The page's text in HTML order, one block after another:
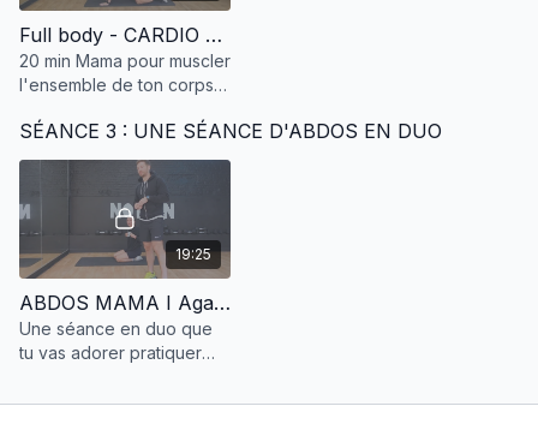
Full body - CARDIO TRAINING I S3 S2
20 min Mama pour muscler
l'ensemble de ton corps
sportif !
SÉANCE 3 : UNE SÉANCE D'ABDOS EN DUO
19:25
ABDOS MAMA I Agathe & Henri I S3 S3
Une séance en duo que
tu vas adorer pratiquer